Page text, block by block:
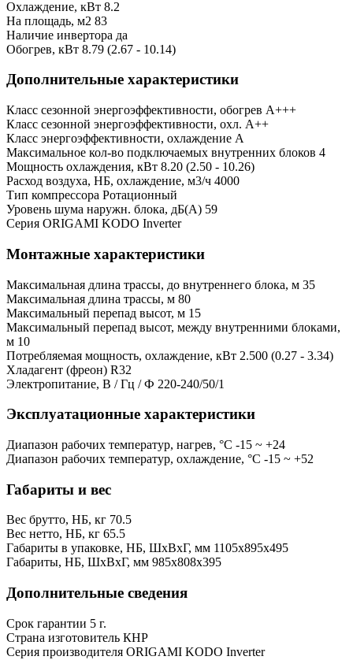
Охлаждение, кВт 8.2
На площадь, м2 83
Наличие инвертора да
Обогрев, кВт 8.79 (2.67 - 10.14)
Дополнительные характеристики
Класс сезонной энергоэффективности, обогрев A+++
Класс сезонной энергоэффективности, охл. A++
Класс энергоэффективности, охлаждение A
Максимальное кол-во подключаемых внутренних блоков 4
Мощность охлаждения, кВт 8.20 (2.50 - 10.26)
Расход воздуха, НБ, охлаждение, м3/ч 4000
Тип компрессора Ротационный
Уровень шума наружн. блока, дБ(А) 59
Серия ORIGAMI KODO Inverter
Монтажные характеристики
Максимальная длина трассы, до внутреннего блока, м 35
Максимальная длина трассы, м 80
Максимальный перепад высот, м 15
Максимальный перепад высот, между внутренними блоками,
м 10
Потребляемая мощность, охлаждение, кВт 2.500 (0.27 - 3.34)
Хладагент (фреон) R32
Электропитание, В / Гц / Ф 220-240/50/1
Эксплуатационные характеристики
Диапазон рабочих температур, нагрев, °C -15 ~ +24
Диапазон рабочих температур, охлаждение, °C -15 ~ +52
Габариты и вес
Вес брутто, НБ, кг 70.5
Вес нетто, НБ, кг 65.5
Габариты в упаковке, НБ, ШxВxГ, мм 1105x895x495
Габариты, НБ, ШxВxГ, мм 985x808x395
Дополнительные сведения
Срок гарантии 5 г.
Страна изготовитель КНР
Серия производителя ORIGAMI KODO Inverter